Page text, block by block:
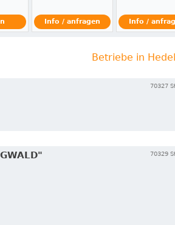
Info / anfragen Info /
Betriebe in
70327
70329